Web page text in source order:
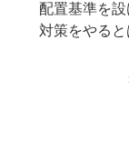
配置基準を
対策をやると